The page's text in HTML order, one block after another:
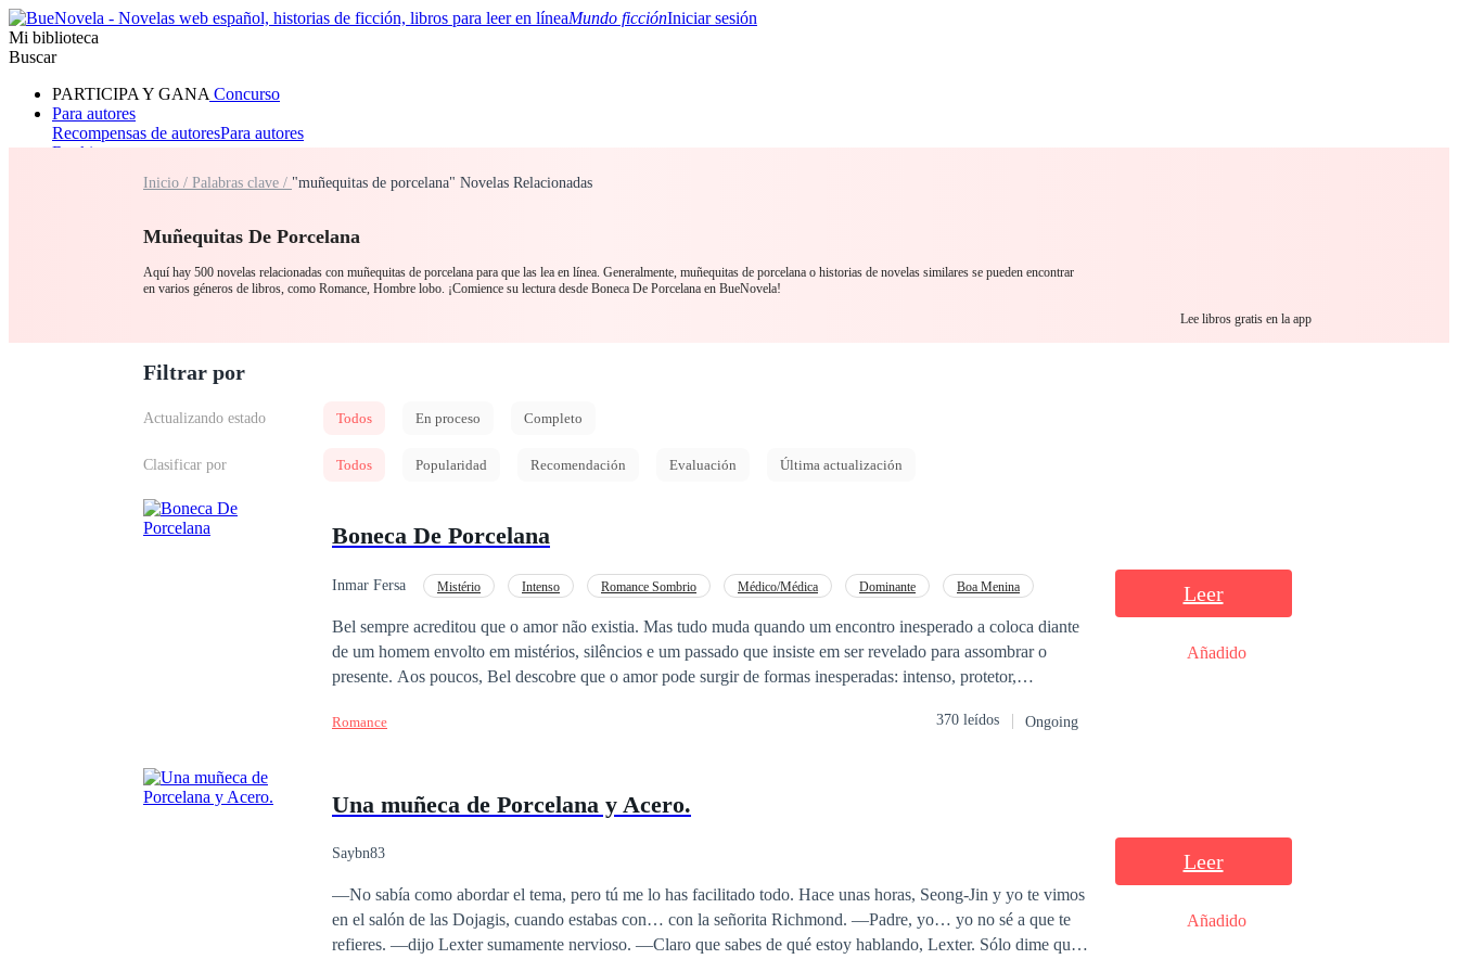
Mundo ficciónIniciar sesión
Mi biblioteca
Buscar
PARTICIPA Y GANA Concurso
Para autores
Recompensas de autoresPara autores
Ranking
RomanceHombre loboMafiaSistemaFantasía
Inicio / Palabras clave / "muñequitas de porcelana" Novelas Relacionadas
Muñequitas De Porcelana
Aquí hay 500 novelas relacionadas con muñequitas de porcelana para que las lea en línea. Generalmente, muñequitas de porcelana o historias de novelas similares se pueden encontrar
en varios géneros de libros, como Romance, Hombre lobo. ¡Comience su lectura desde Boneca De Porcelana en BueNovela!
Lee libros gratis en la app
Filtrar por
Actualizando estado Todos En proceso Completo
Clasificar por Todos Popularidad Recomendación Evaluación Última actualización
Boneca De Porcelana
Inmar Fersa Mistério Intenso Romance Sombrio Médico/Médica Dominante
Boa Menina
Bel sempre acreditou que o amor não existia. Mas tudo muda quando um encontro inesperado a coloca diante
de um homem envolto em mistérios, silêncios e um passado que insiste em ser revelado para assombrar o
presente. Aos poucos, Bel descobre que o amor pode surgir de formas inesperadas: intenso, protetor,
como símbolo para solucionar tamanho mistério— bela, frágil e assustadoramente reveladora. Um objeto que
a lado, Bel precisará decidir até onde está disposta a ir por um sentimento que ela jurou não existir — e
Romance 370 leídos Ongoing
Leer
Añadido
Una muñeca de Porcelana y Acero.
Saybn83
—No sabía como abordar el tema, pero tú me lo has facilitado todo. Hace unas horas, Seong-Jin y yo te vimos
en el salón de las Dojagis, cuando estabas con… con la señorita Richmond. —Padre, yo… yo no sé a que te
refieres. —dijo Lexter sumamente nervioso. —Claro que sabes de qué estoy hablando, Lexter. Sólo dime que
Leer
Añadido